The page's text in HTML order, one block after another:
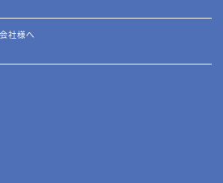
社様へ